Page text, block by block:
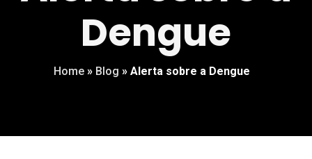
Dengue
Home » Blog » Alerta sobre a Dengue